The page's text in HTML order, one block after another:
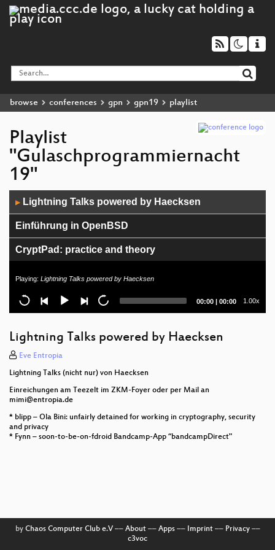
browse conferences gpn gpn19 playlist
Playlist
"Gulaschprogrammiernacht
19"
Player
▶ Lightning Talks powered by Haecksen
Einführung in OpenBSD
CryptPad: practice and theory
Automate your virtual server deployments
(endgültig_letzte_Version)
Nur ein Fauler Admin ist ein guter Admin
"Hacking the human brain" - Wie beeinflussen uns
Hormone?
Securing your Router with RPKI
Einen Server daheim ohne öffentliche IPv4 Adresse
Playing: Lightning Talks powered by Haecksen
Current
00:00 | Total
00:00 1.00x
Lightning Talks powered by Haecksen
Eve Entropia
Lightning Talks (nicht nur) von Haecksen
Einreichungen am Teezelt im ZKM-Foyer oder per Mail an
mimi@entropia.de
* blipp – Ola Bini: unfairly detained for working in cryptography, security
and privacy
* Fynn – soon-to-be-on-fdroid Bandcamp-App “bandcampDirect"
by Chaos Computer Club e.V–– About–– Apps–– Imprint–– Privacy––
c3voc